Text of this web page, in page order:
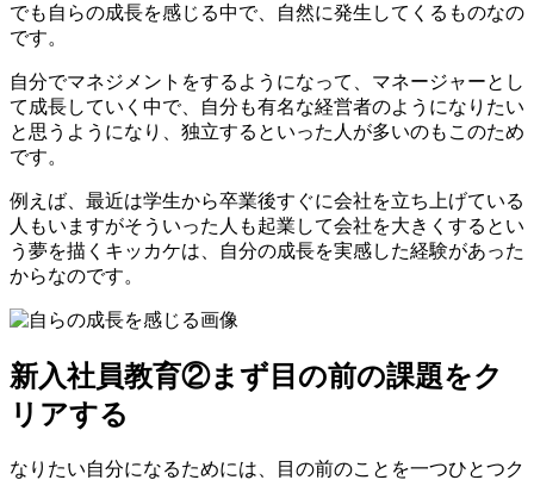
でも自らの成長を感じる中で、自然に発生してくるものなの
です。
自分でマネジメントをするようになって、マネージャーとし
て成長していく中で、自分も有名な経営者のようになりたい
と思うようになり、独立するといった人が多いのもこのため
です。
例えば、最近は学生から卒業後すぐに会社を立ち上げている
人もいますがそういった人も起業して会社を大きくするとい
う夢を描くキッカケは、自分の成長を実感した経験があった
からなのです。
新入社員教育②まず目の前の課題をク
リアする
なりたい自分になるためには、目の前のことを一つひとつク